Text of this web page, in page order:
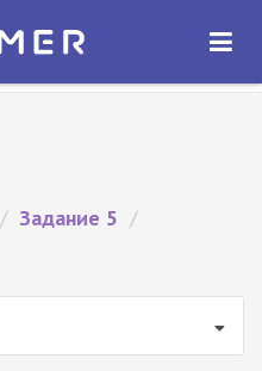
ОТКРЫТЬ
/ Задание 5 /